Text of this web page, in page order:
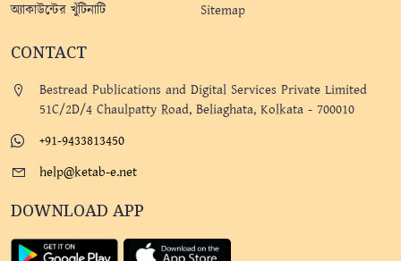
অ্যাকাউন্টের খুঁটিনাটি
Sitemap
CONTACT
Bestread Publications and Digital Services Private Limited
51C/2D/4 Chaulpatty Road, Beliaghata, Kolkata - 700010
+91-9433813450
help@ketab-e.net
DOWNLOAD APP